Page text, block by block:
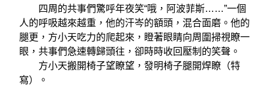
四周的共事們驚呼年夜笑“哦，阿波菲斯……”一個
人的呼吸越來越重，他的汗岑的額頭，混合面磨。他的
腿更，方小天吃力的爬起來，瞪著眼睛向周圍掃視瞭一
眼，共事們急速轉歸頭往，卻時時收回壓制的笑聲。
方小天搬開椅子望瞭望，發明椅子腿開焊瞭（特
寫）。